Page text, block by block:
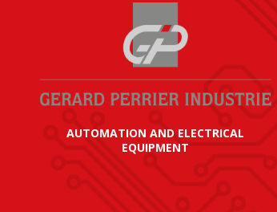
AUTOMATION AND ELECTRICAL
EQUIPMENT